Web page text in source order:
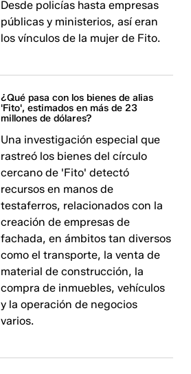
Desde policías hasta empresas
públicas y ministerios, así eran
los vínculos de la mujer de Fito.
¿Qué pasa con los bienes de alias
'Fito', estimados en más de 23
millones de dólares?
Una investigación especial que
rastreó los bienes del círculo
cercano de 'Fito' detectó
recursos en manos de
testaferros, relacionados con la
creación de empresas de
fachada, en ámbitos tan diversos
como el transporte, la venta de
material de construcción, la
compra de inmuebles, vehículos
y la operación de negocios
varios.